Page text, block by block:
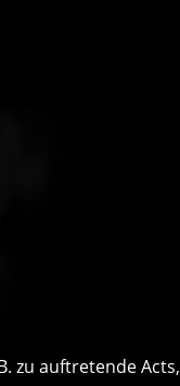
zu auftretende Acts,